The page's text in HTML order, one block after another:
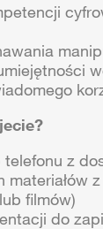
telefonu z
materiałów
filmów)
do